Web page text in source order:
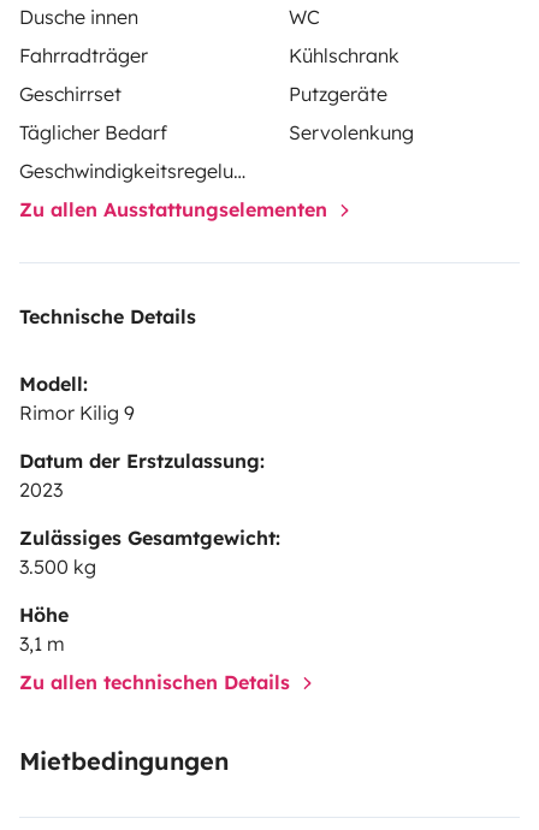
15 Euro für Badezimmerwäsche.
gleichen Zustand zurückgegeben wird, in dem es es
verlassen hat.
Dusche innen
WC
Fahrradträger
Kühlschrank
Geschirrset
Putzgeräte
Täglicher Bedarf
Servolenkung
Geschwindigkeitsregelung
Zu allen Ausstattungselementen
Technische Details
Modell:
Rimor Kilig 9
Datum der Erstzulassung:
2023
Zulässiges Gesamtgewicht:
3.500 kg
Höhe
3,1 m
Zu allen technischen Details
Mietbedingungen